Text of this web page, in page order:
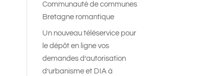
Communauté de communes
Bretagne romantique
Un nouveau téléservice pour
le dépôt en ligne vos
demandes d’autorisation
d’urbanisme et DIA à